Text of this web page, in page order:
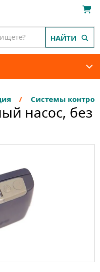
НАЙТИ
Системы
насос, без